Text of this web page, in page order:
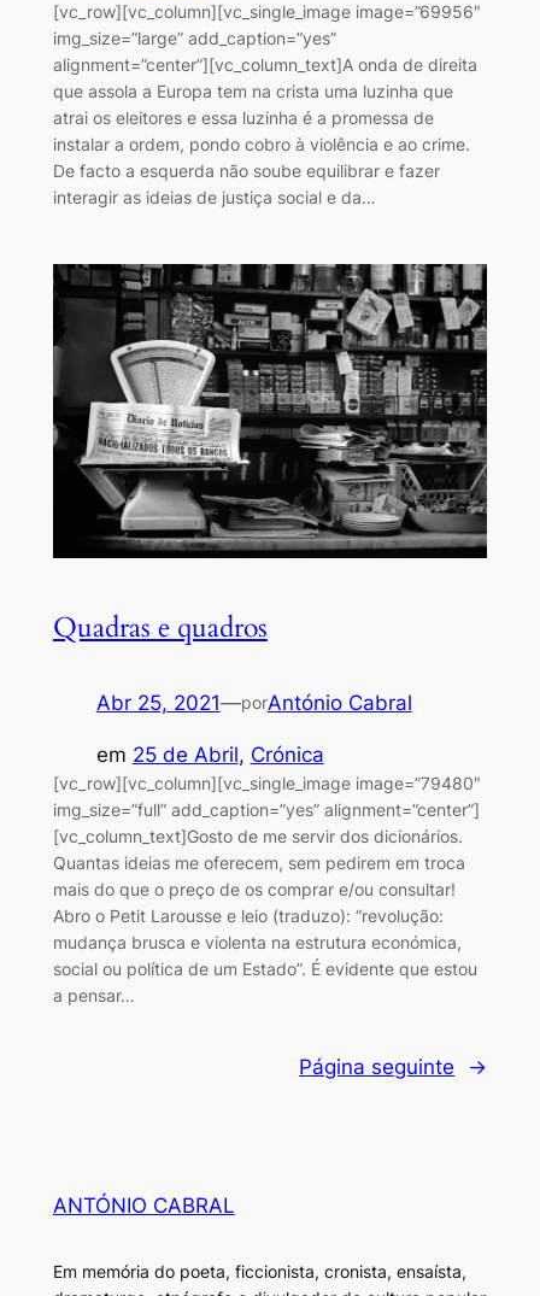
[vc_row][vc_column][vc_single_image image=”69956″
img_size=”large” add_caption=”yes”
alignment=”center”][vc_column_text]A onda de direita
que assola a Europa tem na crista uma luzinha que
atrai os eleitores e essa luzinha é a promessa de
instalar a ordem, pondo cobro à violência e ao crime.
De facto a esquerda não soube equilibrar e fazer
interagir as ideias de justiça social e da…
Quadras e quadros
Abr 25, 2021—porAntónio Cabral
em 25 de Abril, Crónica
[vc_row][vc_column][vc_single_image image=”79480″
img_size=”full” add_caption=”yes” alignment=”center”]
[vc_column_text]Gosto de me servir dos dicionários.
Quantas ideias me oferecem, sem pedirem em troca
mais do que o preço de os comprar e/ou consultar!
Abro o Petit Larousse e leio (traduzo): “revolução:
mudança brusca e violenta na estrutura económica,
social ou política de um Estado”. É evidente que estou
a pensar…
Página seguinte →
ANTÓNIO CABRAL
Em memória do poeta, ficcionista, cronista, ensaísta,